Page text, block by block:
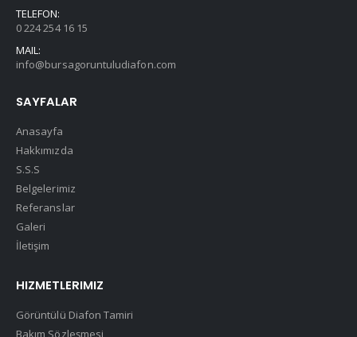
TELEFON:
0 224 254 16 15
MAIL:
info@bursagoruntuludiafon.com
SAYFALAR
Anasayfa
Hakkımızda
S.S.S
Belgelerimiz
Referanslar
Galeri
İletişim
HIZMETLERIMIZ
Görüntülü Diafon Tamiri
Bakım Sözleşmesi